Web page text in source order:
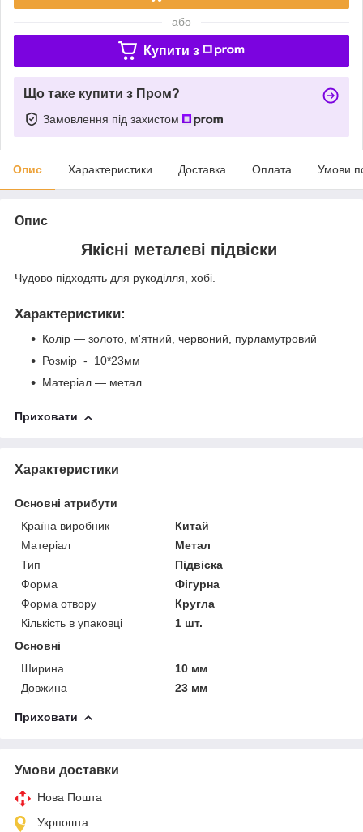
або
Купити з
Що таке купити з Пром?
Замовлення під захистом
Опис Характеристики Доставка Оплата Умови
Опис
Якісні металеві підвіски
Чудово підходять для рукоділля, хобі.
Характеристики:
Колір — золото, м'ятний, червоний, пурламутровий
Розмір - 10*23мм
Матеріал — метал
Приховати
Характеристики
Основні атрибути
Країна виробник
Китай
Матеріал
Метал
Тип
Підвіска
Форма
Фігурна
Форма отвору
Кругла
Кількість в упаковці
1 шт.
Основні
Ширина
10 мм
Довжина
23 мм
Приховати
Умови доставки
Нова Пошта
Укрпошта